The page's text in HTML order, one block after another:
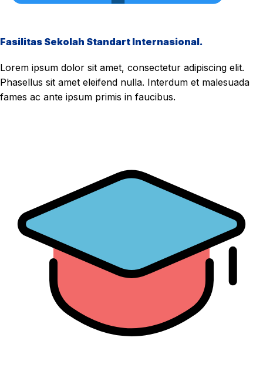
Fasilitas Sekolah Standart Internasional.
Lorem ipsum dolor sit amet, consectetur adipiscing elit.
Phasellus sit amet eleifend nulla. Interdum et malesuada
fames ac ante ipsum primis in faucibus.